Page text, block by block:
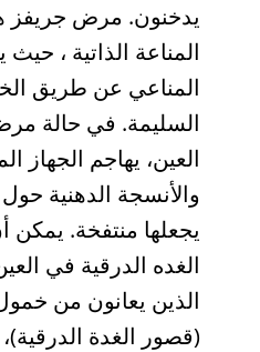
يدخنون. مرض جريفز
المناعة الذاتية ، حيث
المناعي عن طريق
السليمة. في حالة
العين، يهاجم الجهاز
والأنسجة الدهنية
يجعلها منتفخة.
الغده الدرقية في
الذين يعانون من
(قصور الغدة